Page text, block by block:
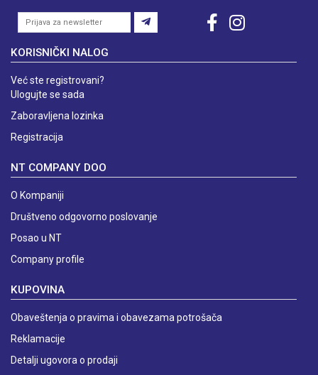
KORISNIČKI NALOG
Već ste registrovani?
Ulogujte se sada
Zaboravljena lozinka
Registracija
NT COMPANY DOO
O Kompaniji
Društveno odgovorno poslovanje
Posao u NT
Company profile
KUPOVINA
Obaveštenja o pravima i obavezama potrošača
Reklamacije
Detalji ugovora o prodaji